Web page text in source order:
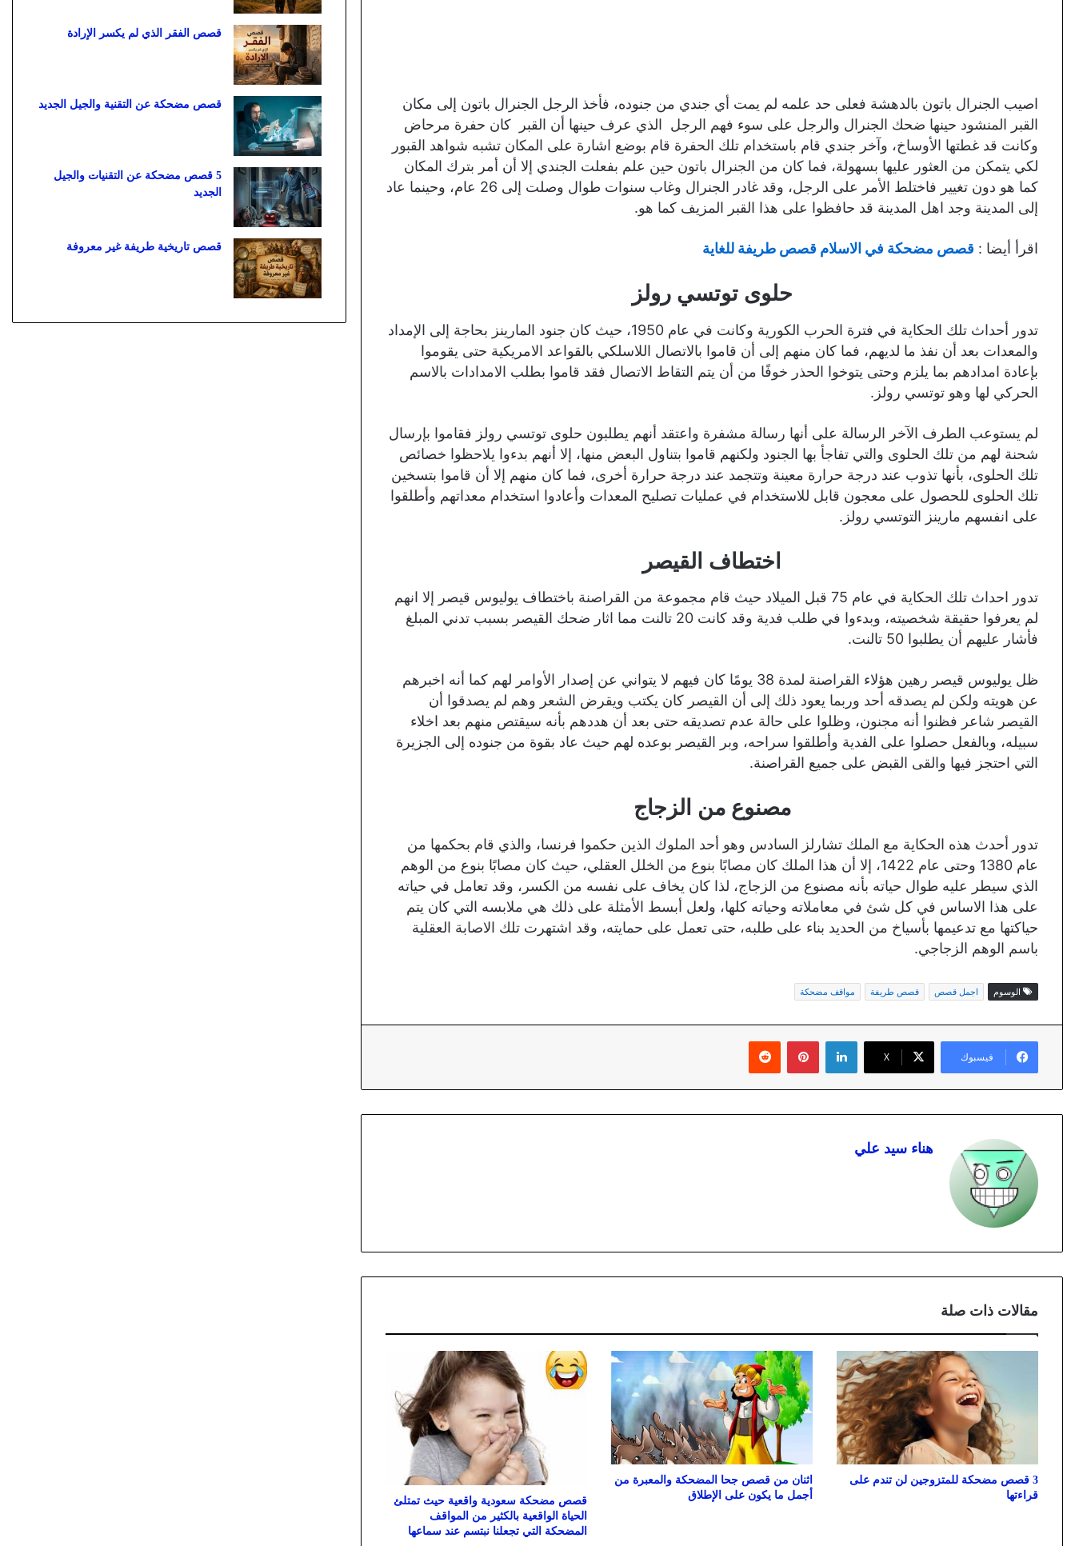
اصيب الجنرال باتون بالدهشة فعلى حد علمه لم يمت أي جندي من جنوده، فأخذ الرجل الجنرال باتون إلى مكان
القبر المنشود حينها ضحك الجنرال والرجل على سوء فهم الرجل الذي عرف حينها أن القبر كان حفرة مرحاض
وكانت قد غطتها الأوساخ، وآخر جندي قام باستخدام تلك الحفرة قام بوضع اشارة على المكان تشبه شواهد القبور
لكي يتمكن من العثور عليها بسهولة، فما كان من الجنرال باتون حين علم بفعلت الجندي إلا أن أمر بترك المكان
كما هو دون تغيير فاختلط الأمر على الرجل، وقد غادر الجنرال وغاب سنوات طوال وصلت إلى 26 عام، وحينما عاد
إلى المدينة وجد اهل المدينة قد حافظوا على هذا القبر المزيف كما هو.
اقرأ أيضا : قصص مضحكة في الاسلام قصص طريفة للغاية
حلوى توتسي رولز
تدور أحداث تلك الحكاية في فترة الحرب الكورية وكانت في عام 1950، حيث كان جنود المارينز بحاجة إلى الإمداد
والمعدات بعد أن نفذ ما لديهم، فما كان منهم إلى أن قاموا بالاتصال اللاسلكي بالقواعد الامريكية حتى يقوموا
بإعادة امدادهم بما يلزم وحتى يتوخوا الحذر خوفًا من أن يتم التقاط الاتصال فقد قاموا بطلب الامدادات بالاسم
الحركي لها وهو توتسي رولز.
لم يستوعب الطرف الآخر الرسالة على أنها رسالة مشفرة واعتقد أنهم يطلبون حلوى توتسي رولز فقاموا بإرسال
شحنة لهم من تلك الحلوى والتي تفاجأ بها الجنود ولكنهم قاموا بتناول البعض منها، إلا أنهم بدءوا يلاحظوا خصائص
تلك الحلوى، بأنها تذوب عند درجة حرارة معينة وتتجمد عند درجة حرارة أخرى، فما كان منهم إلا أن قاموا بتسخين
تلك الحلوى للحصول على معجون قابل للاستخدام في عمليات تصليح المعدات وأعادوا استخدام معداتهم وأطلقوا
على انفسهم مارينز التوتسي رولز.
اختطاف القيصر
تدور احداث تلك الحكاية في عام 75 قبل الميلاد حيث قام مجموعة من القراصنة باختطاف يوليوس قيصر إلا انهم
لم يعرفوا حقيقة شخصيته، وبدءوا في طلب فدية وقد كانت 20 تالنت مما اثار ضحك القيصر بسبب تدني المبلغ
فأشار عليهم أن يطلبوا 50 تالنت.
ظل يوليوس قيصر رهين هؤلاء القراصنة لمدة 38 يومًا كان فيهم لا يتواني عن إصدار الأوامر لهم كما أنه اخبرهم
عن هويته ولكن لم يصدقه أحد وربما يعود ذلك إلى أن القيصر كان يكتب ويقرض الشعر وهم لم يصدقوا أن
القيصر شاعر فظنوا أنه مجنون، وظلوا على حالة عدم تصديقه حتى بعد أن هددهم بأنه سيقتص منهم بعد اخلاء
سبيله، وبالفعل حصلوا على الفدية وأطلقوا سراحه، وبر القيصر بوعده لهم حيث عاد بقوة من جنوده إلى الجزيرة
التي احتجز فيها والقى القبض على جميع القراصنة.
مصنوع من الزجاج
تدور أحدث هذه الحكاية مع الملك تشارلز السادس وهو أحد الملوك الذين حكموا فرنسا، والذي قام بحكمها من
عام 1380 وحتى عام 1422، إلا أن هذا الملك كان مصابًا بنوع من الخلل العقلي، حيث كان مصابًا بنوع من الوهم
الذي سيطر عليه طوال حياته بأنه مصنوع من الزجاج، لذا كان يخاف على نفسه من الكسر، وقد تعامل في حياته
على هذا الاساس في كل شئ في معاملاته وحياته كلها، ولعل أبسط الأمثلة على ذلك هي ملابسه التي كان يتم
حياكتها مع تدعيمها بأسياخ من الحديد بناء على طلبه، حتى تعمل على حمايته، وقد اشتهرت تلك الاصابة العقلية
باسم الوهم الزجاجي.
الوسوم اجمل قصص قصص طريفة مواقف مضحكة
فيسبوك X
لينكدإن بينتيريست
هناء سيد علي
مقالات ذات صلة
3 قصص مضحكة للمتزوجين لن تندم على
قراءتها
اثنان من قصص جحا المضحكة والمعبرة من
أجمل ما يكون على الإطلاق
قصص مضحكة سعودية واقعية حيث تمتلئ
الحياة الواقعية بالكثير من المواقف
المضحكة التي تجعلنا نبتسم عند سماعها
قصص الفقر الذي لم يكسر الإرادة
قصص مضحكة عن التقنية والجيل الجديد
5 قصص مضحكة عن التقنيات والجيل
الجديد
قصص تاريخية طريفة غير معروفة